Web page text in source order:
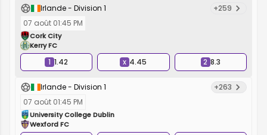
Irlande - Division 1
+259
07 août 01:45 PM
Cork City
Kerry FC
1 1.42 x 4.45 2 8.3
Irlande - Division 1
+263
07 août 01:45 PM
University College Dublin
Wexford FC